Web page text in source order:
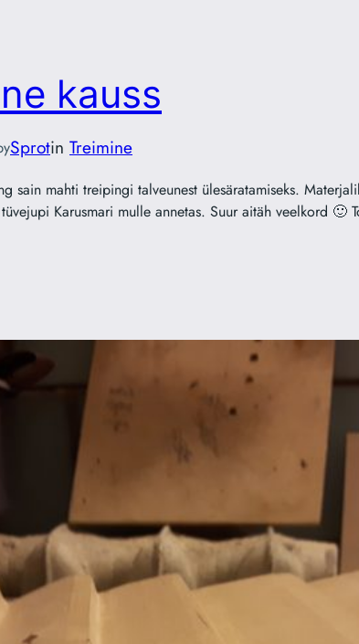
kauss
Sprotin Treimine
sain mahti treipingi talveunest ülesäratamiseks.
Karusmari mulle annetas. Suur aitäh veelkord 🙂